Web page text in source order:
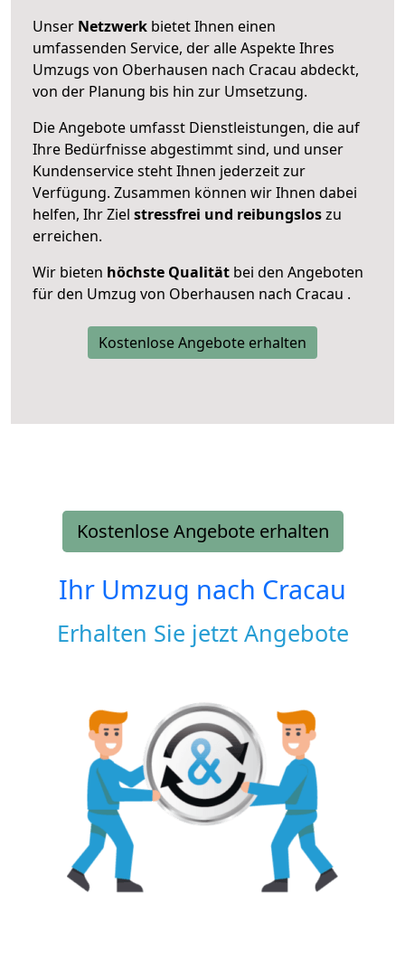
Unser Netzwerk bietet Ihnen einen
umfassenden Service, der alle Aspekte Ihres
Umzugs von Oberhausen nach Cracau abdeckt,
von der Planung bis hin zur Umsetzung.
Die Angebote umfasst Dienstleistungen, die auf
Ihre Bedürfnisse abgestimmt sind, und unser
Kundenservice steht Ihnen jederzeit zur
Verfügung. Zusammen können wir Ihnen dabei
helfen, Ihr Ziel stressfrei und reibungsloszu
erreichen.
Wir bieten höchste Qualität bei den Angeboten
für den Umzug von Oberhausen nach Cracau .
Kostenlose Angebote erhalten
Kostenlose Angebote erhalten
Ihr Umzug nach Cracau
Erhalten Sie jetzt Angebote